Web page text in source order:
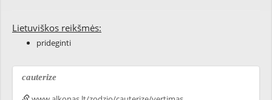
Lietuviškos reikšmės:
prideginti
cauterize